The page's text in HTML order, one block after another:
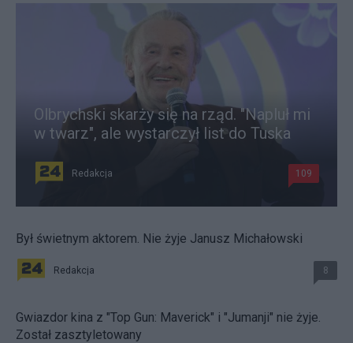
Olbrychski skarży się na rząd. "Napluł mi
w twarz", ale wystarczył list do Tuska
Redakcja 109
Był świetnym aktorem. Nie żyje Janusz Michałowski
Redakcja 8
Gwiazdor kina z "Top Gun: Maverick" i "Jumanji" nie żyje.
Został zasztyletowany